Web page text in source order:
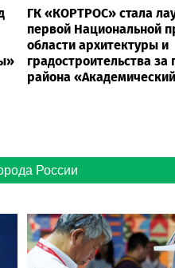
ГК «КОРТРОС» стала
первой Национальной
области архитектуры и
градостроительства за
района
России